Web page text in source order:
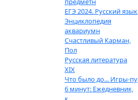
ЕГЭ 2024. Русский язык
Энциклопедия
аквариумн
Счастливый Карман,
Пол
Русская литература
XIX
Что было до... Игры-пу
6 минут: Ежедневник,